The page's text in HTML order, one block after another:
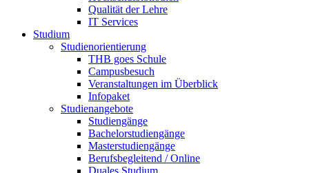
Qualität der Lehre
IT Services
Studium
Studienorientierung
THB goes Schule
Campusbesuch
Veranstaltungen im Überblick
Infopaket
Studienangebote
Studiengänge
Bachelorstudiengänge
Masterstudiengänge
Berufsbegleitend / Online
Duales Studium